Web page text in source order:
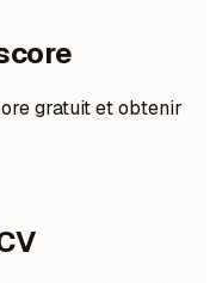
gratuit et obtenir